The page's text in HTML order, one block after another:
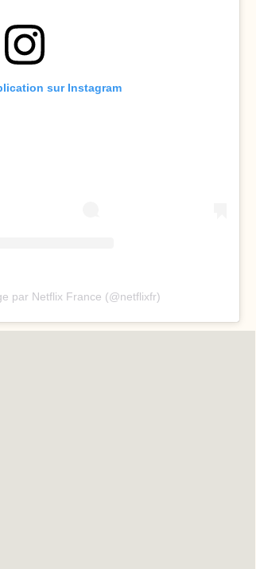
sur Instagram
par Netflix France (@netflixfr)